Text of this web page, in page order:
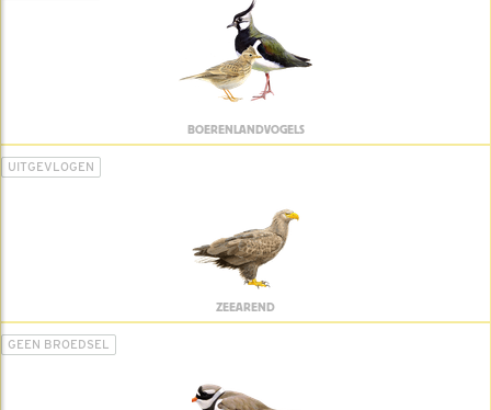
BOERENLANDVOGELS
UITGEVLOGEN
ZEEAREND
GEEN BROEDSEL